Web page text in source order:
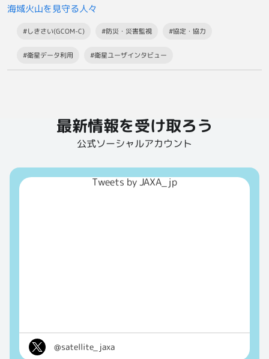
海域火山を見守る人々
#しきさい(GCOM-C) #防災・災害監視 #協定・協力
#衛星データ利用 #衛星ユーザインタビュー
最新情報を受け取ろう
公式ソーシャルアカウント
Tweets by JAXA_jp
@satellite_jaxa